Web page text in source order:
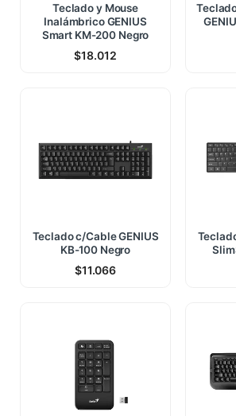
Teclado y Mouse
Inalámbrico GENIUS
Smart KM-200 Negro
$18.012
Teclado c/Cable GENIUS
KB-100 Negro
$11.066